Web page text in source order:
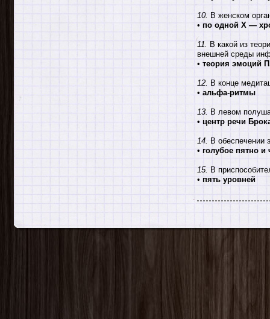
10. В женском
• по одной X —
11.
В какой из
внешней среды
• теория эмоций
12. В конце
• альфа-ритмы
13. В левом
• центр речи
14. В обеспечении
• голубое пятно и
15. В
• пять уровней